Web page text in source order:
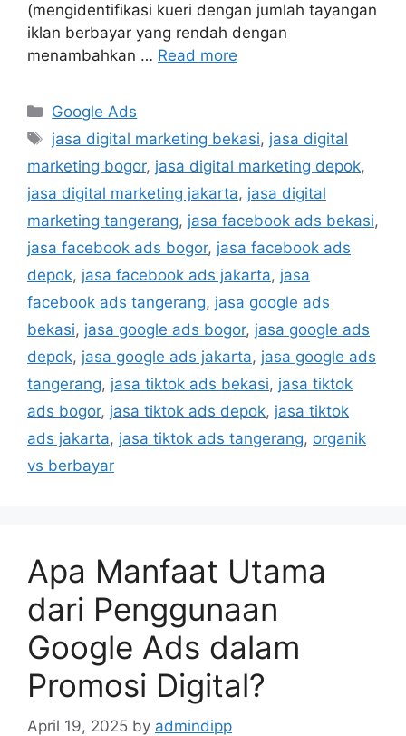
(mengidentifikasi kueri dengan jumlah tayangan
iklan berbayar yang rendah dengan
menambahkan … Read more
Google Ads
jasa digital marketing bekasi, jasa digital
marketing bogor, jasa digital marketing depok,
jasa digital marketing jakarta, jasa digital
marketing tangerang, jasa facebook ads bekasi,
jasa facebook ads bogor, jasa facebook ads
depok, jasa facebook ads jakarta, jasa
facebook ads tangerang, jasa google ads
bekasi, jasa google ads bogor, jasa google ads
depok, jasa google ads jakarta, jasa google ads
tangerang, jasa tiktok ads bekasi, jasa tiktok
ads bogor, jasa tiktok ads depok, jasa tiktok
ads jakarta, jasa tiktok ads tangerang, organik
vs berbayar
Apa Manfaat Utama
dari Penggunaan
Google Ads dalam
Promosi Digital?
April 19, 2025 by admindipp